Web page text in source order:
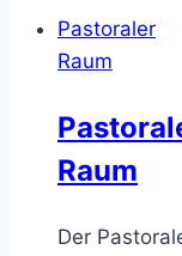
Pastoraler
Raum
Raum
Der